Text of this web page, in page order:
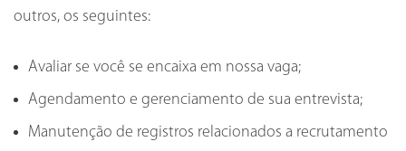
outros, os seguintes:
Avaliar se você se encaixa em nossa vaga;
Agendamento e gerenciamento de sua entrevista;
Manutenção de registros relacionados a recrutamento